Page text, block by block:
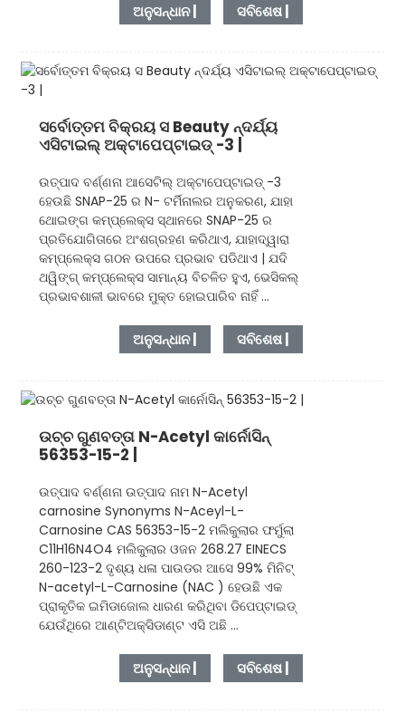
ଅନୁସନ୍ଧାନ | ସବିଶେଷ |
ସର୍ବୋତ୍ତମ ବିକ୍ରୟ ସ Beauty ନ୍ଦର୍ଯ୍ୟ
ଏସିଟାଇଲ୍ ଅକ୍ଟାପେପ୍ଟାଇଡ୍ -3 |
ଉତ୍ପାଦ ବର୍ଣ୍ଣନା ଆସେଟିଲ୍ ଅକ୍ଟାପେପ୍ଟାଇଡ୍ -3
ହେଉଛି SNAP-25 ର N- ଟର୍ମିନାଲର ଅନୁକରଣ, ଯାହା
ଥୋଇଙ୍ଗ କମ୍ପ୍ଲେକ୍ସ ସ୍ଥାନରେ SNAP-25 ର
ପ୍ରତିଯୋଗିତାରେ ଅଂଶଗ୍ରହଣ କରିଥାଏ, ଯାହାଦ୍ୱାରା
କମ୍ପ୍ଲେକ୍ସ ଗଠନ ଉପରେ ପ୍ରଭାବ ପଡିଥାଏ | ଯଦି
ଥୱିଙ୍ଗ୍ କମ୍ପ୍ଲେକ୍ସ ସାମାନ୍ୟ ବିଚଳିତ ହୁଏ, ଭେସିକଲ୍
ପ୍ରଭାବଶାଳୀ ଭାବରେ ମୁକ୍ତ ହୋଇପାରିବ ନାହିଁ ...
ଅନୁସନ୍ଧାନ | ସବିଶେଷ |
ଉଚ୍ଚ ଗୁଣବତ୍ତା N-Acetyl କାର୍ନୋସିନ୍
56353-15-2 |
ଉତ୍ପାଦ ବର୍ଣ୍ଣନା ଉତ୍ପାଦ ନାମ N-Acetyl
carnosine Synonyms N-Aceyl-L-
Carnosine CAS 56353-15-2 ମଲିକୁଲାର ଫର୍ମୁଲା
C11H16N4O4 ମଲିକୁଲାର ଓଜନ 268.27 EINECS
260-123-2 ଦୃଶ୍ୟ ଧଳା ପାଉଡର ଆସେ 99% ମିନିଟ୍
N-acetyl-L-Carnosine (NAC ) ହେଉଛି ଏକ
ପ୍ରାକୃତିକ ଇମିଡାଜୋଲ ଧାରଣ କରିଥିବା ଡିପେପ୍ଟାଇଡ୍
ଯେଉଁଥିରେ ଆଣ୍ଟିଅକ୍ସିଡାଣ୍ଟ ଏସି ଅଛି ...
ଅନୁସନ୍ଧାନ | ସବିଶେଷ |